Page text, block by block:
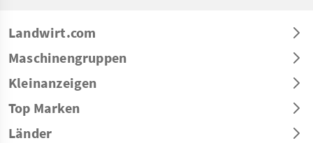
Landwirt.com
Maschinengruppen
Kleinanzeigen
Top Marken
Länder